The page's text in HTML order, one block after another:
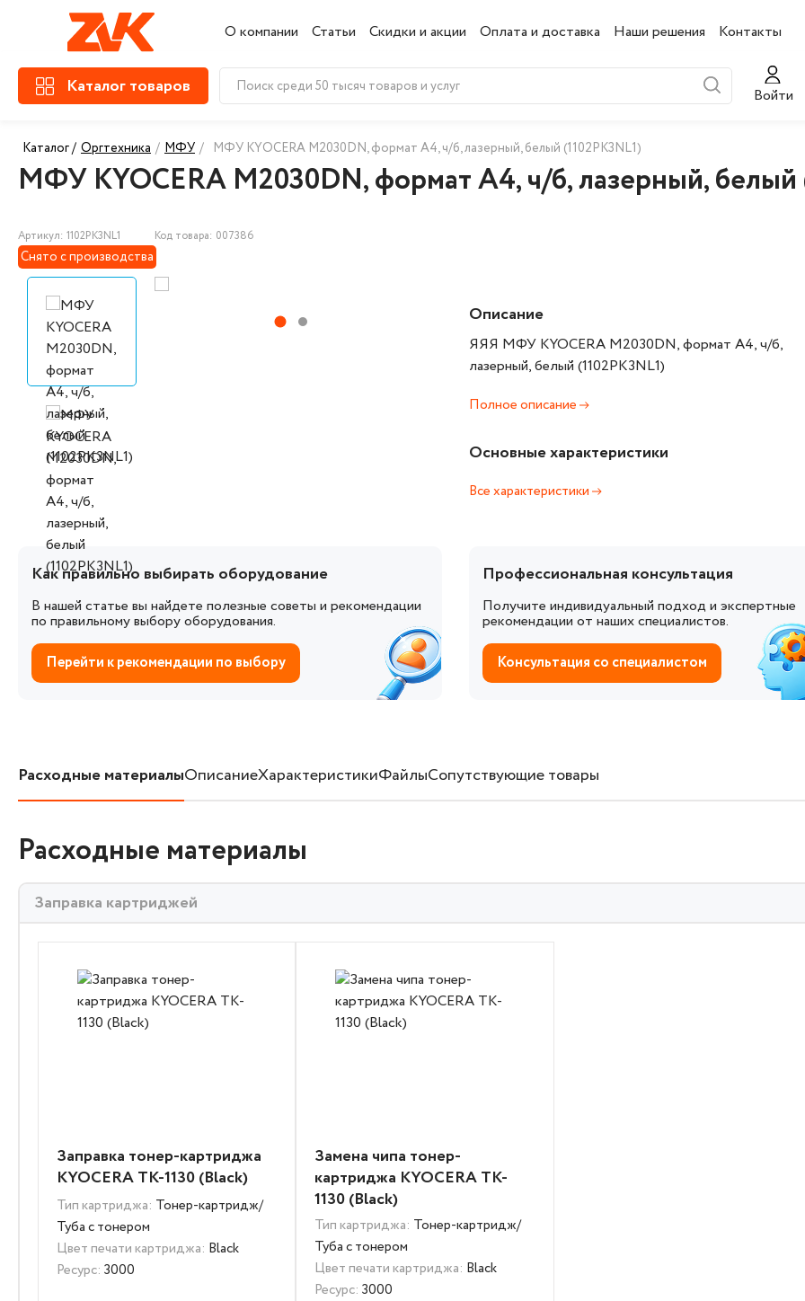
О компании Статьи Скидки и акции Оплата и доставка Наши решения Контакты
Каталог товаров Войти
Каталог / Оргтехника / МФУ / МФУ KYOCERA M2030DN, формат А4, ч/б, лазерный, белый (1102PK3NL1)
МФУ KYOCERA M2030DN, формат А4, ч/б, лазерный, белый
Артикул: 1102PK3NL1 Код товара: 007386
Снято с производства
Описание
ЯЯЯ МФУ KYOCERA M2030DN, формат А4, ч/б,
лазерный, белый (1102PK3NL1)
Полное описание
Основные характеристики
Все характеристики
Профессиональная консультация
Получите индивидуальный подход и экспертные
рекомендации от наших специалистов.
Консультация со специалистом
Как правильно выбирать оборудование
В нашей статье вы найдете полезные советы и рекомендации
по правильному выбору оборудования.
Перейти к рекомендации по выбору
Расходные материалыОписаниеХарактеристикиФайлыСопутствующие товары
Расходные материалы
Заправка картриджей
Заправка тонер-картриджа
KYOCERA TK-1130 (Black)
Тип картриджа: Тонер-картридж/
Туба с тонером
Цвет печати картриджа: Black
Ресурс: 3000
Замена чипа тонер-
картриджа KYOCERA TK-
1130 (Black)
Тип картриджа: Тонер-картридж/
Туба с тонером
Цвет печати картриджа: Black
Ресурс: 3000